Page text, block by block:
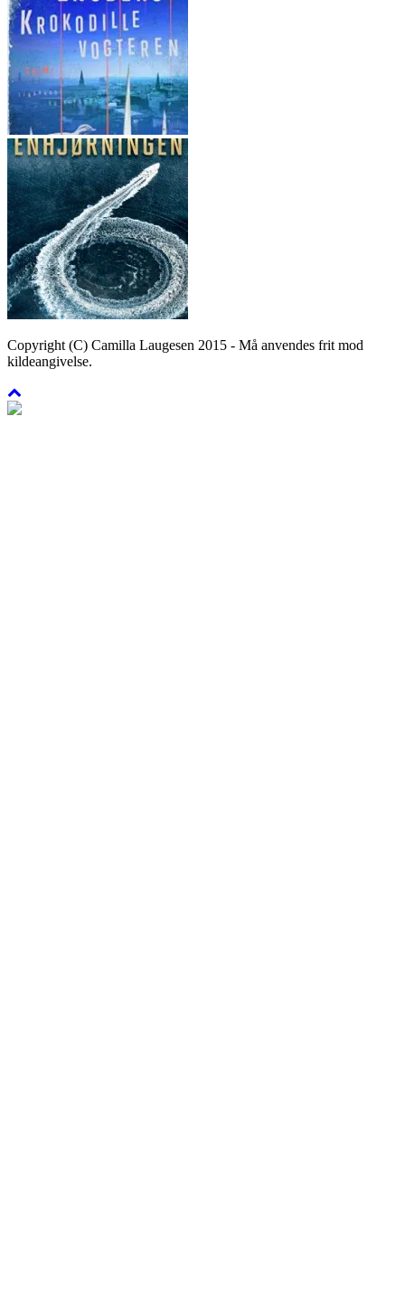
Copyright (C) Camilla Laugesen 2015 - Må anvendes frit mod
kildeangivelse.